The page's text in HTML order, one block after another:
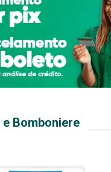
Bomboniere